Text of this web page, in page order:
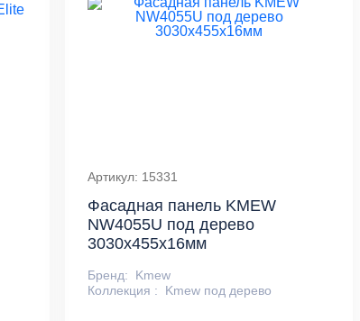
Артикул: 15331
Фасадная панель KMEW
NW4055U под дерево
3030х455х16мм
Бренд:
Kmew
Коллекция :
Kmew под дерево